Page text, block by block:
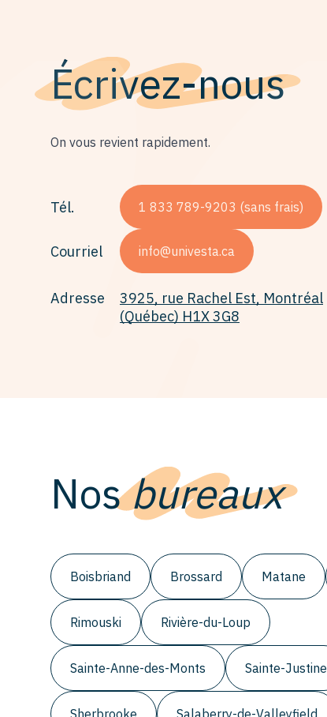
Écrivez-nous
On vous revient rapidement.
Tél. 1 833 789-9203 (sans frais)
Courriel info@univesta.ca
Adresse
3925, rue Rachel Est, Montréal
(Québec) H1X 3G8
Nosbureaux
Boisbriand Brossard Matane
Rimouski Rivière-du-Loup
Sainte-Anne-des-Monts Sainte-Justine